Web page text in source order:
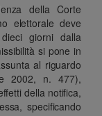
della Corte
elettorale deve
giorni dalla
si pone in
al riguardo
2002, n. 477),
della notifica,
specificando